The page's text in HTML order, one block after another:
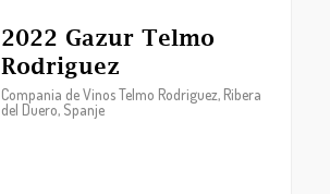
2022 Gazur Telmo
Rodriguez
Compania de Vinos Telmo Rodriguez, Ribera
del Duero, Spanje